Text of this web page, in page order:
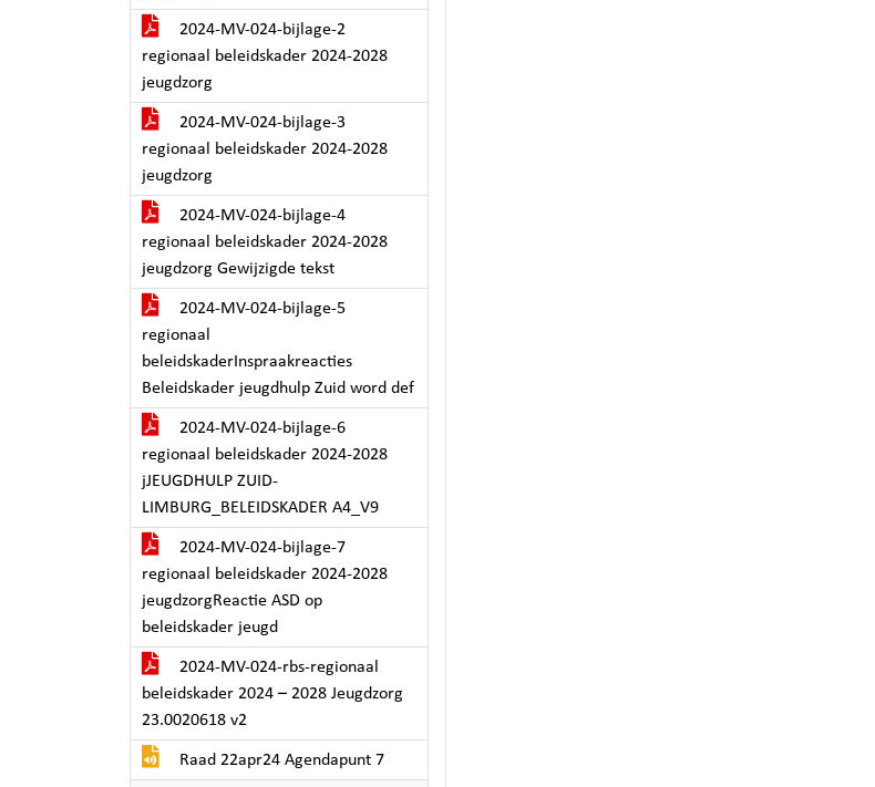
2024-MV-024-bijlage-2
regionaal beleidskader 2024-2028
jeugdzorg
2024-MV-024-bijlage-3
regionaal beleidskader 2024-2028
jeugdzorg
2024-MV-024-bijlage-4
regionaal beleidskader 2024-2028
jeugdzorg Gewijzigde tekst
2024-MV-024-bijlage-5
regionaal
beleidskaderInspraakreacties
Beleidskader jeugdhulp Zuid word def
2024-MV-024-bijlage-6
regionaal beleidskader 2024-2028
jJEUGDHULP ZUID-
LIMBURG_BELEIDSKADER A4_V9
2024-MV-024-bijlage-7
regionaal beleidskader 2024-2028
jeugdzorgReactie ASD op
beleidskader jeugd
2024-MV-024-rbs-regionaal
beleidskader 2024 – 2028 Jeugdzorg
23.0020618 v2
Raad 22apr24 Agendapunt 7